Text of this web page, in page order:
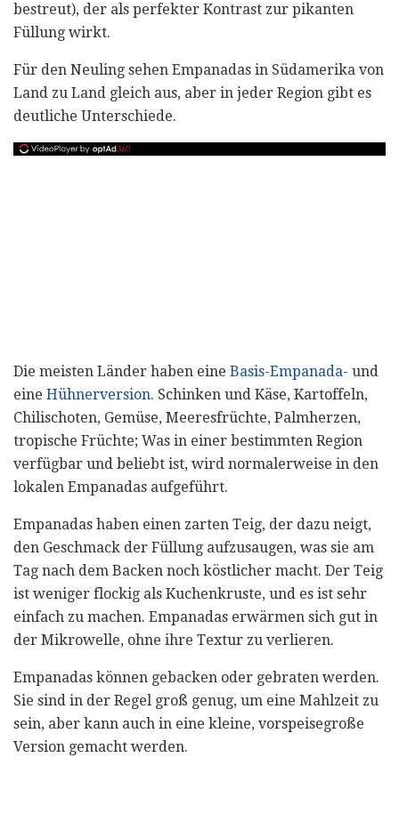
bestreut), der als perfekter Kontrast zur pikanten
Füllung wirkt.
Für den Neuling sehen Empanadas in Südamerika von
Land zu Land gleich aus, aber in jeder Region gibt es
deutliche Unterschiede.
Die meisten Länder haben eine Basis-Empanada- und
eine Hühnerversion. Schinken und Käse, Kartoffeln,
Chilischoten, Gemüse, Meeresfrüchte, Palmherzen,
tropische Früchte; Was in einer bestimmten Region
verfügbar und beliebt ist, wird normalerweise in den
lokalen Empanadas aufgeführt.
Empanadas haben einen zarten Teig, der dazu neigt,
den Geschmack der Füllung aufzusaugen, was sie am
Tag nach dem Backen noch köstlicher macht. Der Teig
ist weniger flockig als Kuchenkruste, und es ist sehr
einfach zu machen. Empanadas erwärmen sich gut in
der Mikrowelle, ohne ihre Textur zu verlieren.
Empanadas können gebacken oder gebraten werden.
Sie sind in der Regel groß genug, um eine Mahlzeit zu
sein, aber kann auch in eine kleine, vorspeisegroße
Version gemacht werden.